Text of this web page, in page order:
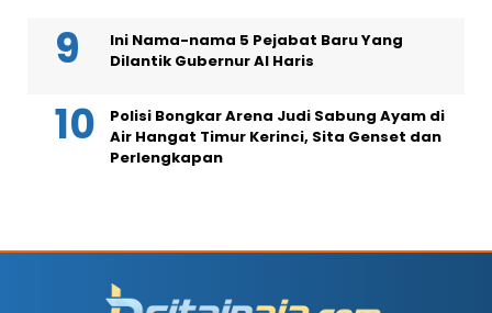
Ini Nama-nama 5 Pejabat Baru Yang
Dilantik Gubernur Al Haris
Polisi Bongkar Arena Judi Sabung Ayam di
Air Hangat Timur Kerinci, Sita Genset dan
Perlengkapan